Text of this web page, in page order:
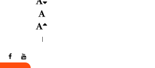
|